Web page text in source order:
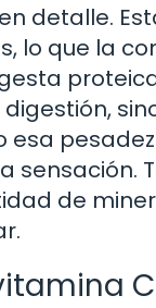
detalle.
lo que la
esa
sensación.
de